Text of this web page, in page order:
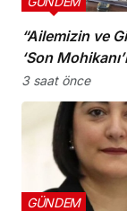
“Ailemizin ve
‘Son
kaybettik”
3 saat önce
GÜNDEM